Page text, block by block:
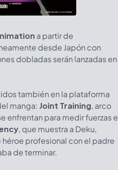
a partir de
desde Japón con
dobladas serán lanzadas en
también en la plataforma
manga: Joint Training, arco
enfrentan para medir fuerzas e
, que muestra a Deku,
profesional con el padre
de terminar.